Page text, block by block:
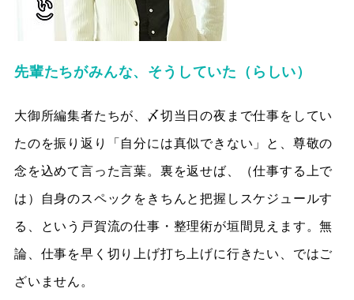
先輩たちがみんな、そうしていた（らしい）
大御所編集者たちが、〆切当日の夜まで仕事をしてい
たのを振り返り「自分には真似できない」と、尊敬の
念を込めて言った言葉。裏を返せば、（仕事する上で
は）自身のスペックをきちんと把握しスケジュールす
る、という戸賀流の仕事・整理術が垣間見えます。無
論、仕事を早く切り上げ打ち上げに行きたい、ではご
ざいません。